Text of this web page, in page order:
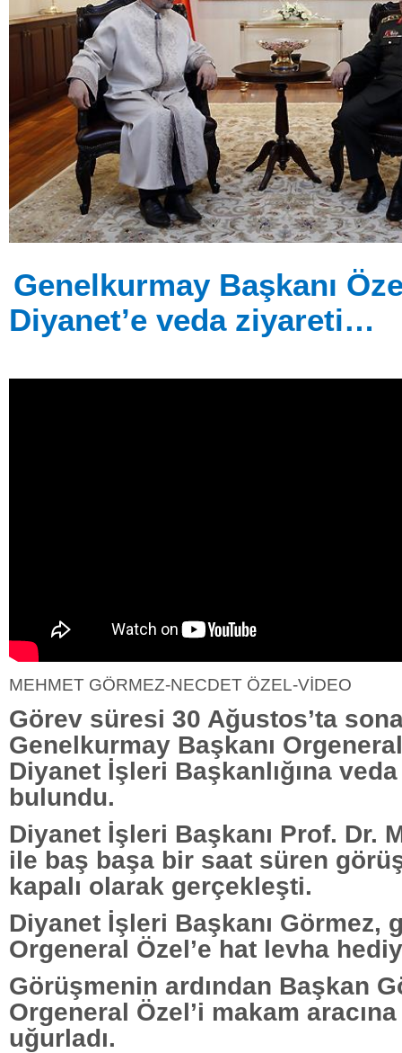
Genelkurmay Başkanı
Diyanet’e veda ziyareti…
MEHMET GÖRMEZ-NECDET ÖZEL-VİDEO
Görev süresi 30 Ağustos’ta
Genelkurmay Başkanı
Diyanet İşleri Başkanlığına
bulundu.
Diyanet İşleri Başkanı Prof. Dr.
ile baş başa bir saat süren
kapalı olarak gerçekleşti.
Diyanet İşleri Başkanı Görmez,
Orgeneral Özel’e hat levha
Görüşmenin ardından Başkan
Orgeneral Özel’i makam
uğurladı.